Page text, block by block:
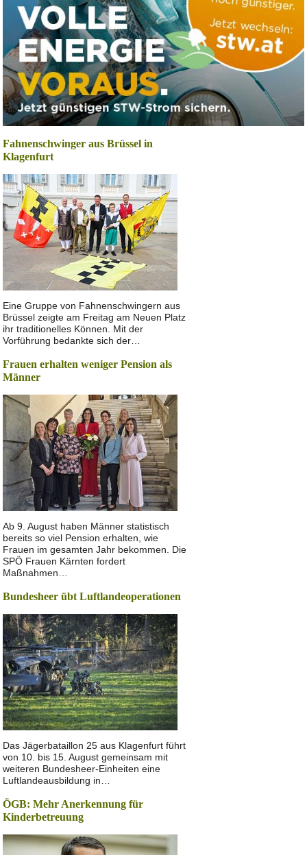
Fahnenschwinger aus Brüssel in
Klagenfurt
Eine Gruppe von Fahnenschwingern aus
Brüssel zeigte am Freitag am Neuen Platz
ihr traditionelles Können. Mit der
Vorführung bedankte sich der…
Frauen erhalten weniger Pension als
Männer
Ab 9. August haben Männer statistisch
bereits so viel Pension erhalten, wie
Frauen im gesamten Jahr bekommen. Die
SPÖ Frauen Kärnten fordert
Maßnahmen…
Bundesheer übt Luftlandeoperationen
Das Jägerbataillon 25 aus Klagenfurt führt
von 10. bis 15. August gemeinsam mit
weiteren Bundesheer-Einheiten eine
Luftlandeausbildung in…
ÖGB: Mehr Anerkennung für
Kinderbetreuung